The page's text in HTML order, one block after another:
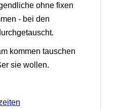
ohne fixen
- bei den
kommen tauschen
sie wollen.